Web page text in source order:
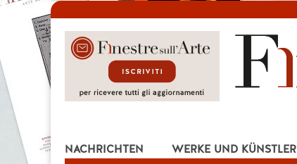
NACHRICHTEN WERKE UND KÜNSTLER